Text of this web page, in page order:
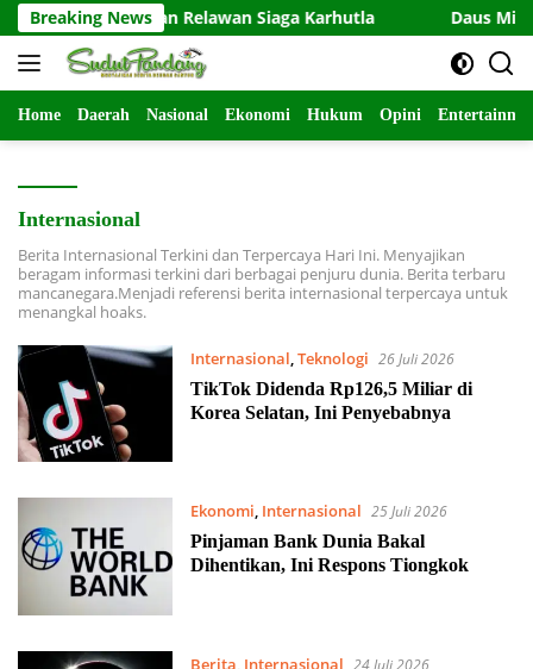
Langsung
ke
konten
Breaking News
TNI-Polri dan Relawan Siaga Karhutla Daus Mini
Home Daerah Nasional Ekonomi Hukum Opini
Internasional
Berita Internasional Terkini dan Terpercaya Hari Ini. Menyajikan
beragam informasi terkini dari berbagai penjuru dunia. Berita terbaru
mancanegara.Menjadi referensi berita internasional terpercaya untuk
menangkal hoaks.
Internasional,Teknologi 26 Juli 2026
TikTok Didenda Rp126,5 Miliar di
Korea Selatan, Ini Penyebabnya
Ekonomi, Internasional 25 Juli 2026
Pinjaman Bank Dunia Bakal
Dihentikan, Ini Respons Tiongkok
Berita, Internasional 24 Juli 2026